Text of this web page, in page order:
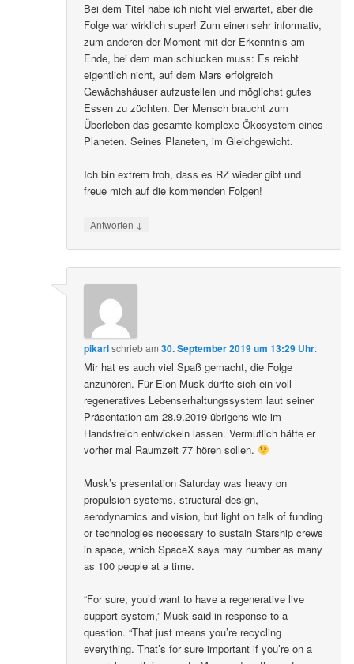
Bei dem Titel habe ich nicht viel erwartet, aber die
Folge war wirklich super! Zum einen sehr informativ,
zum anderen der Moment mit der Erkenntnis am
Ende, bei dem man schlucken muss: Es reicht
eigentlich nicht, auf dem Mars erfolgreich
Gewächshäuser aufzustellen und möglichst gutes
Essen zu züchten. Der Mensch braucht zum
Überleben das gesamte komplexe Ökosystem eines
Planeten. Seines Planeten, im Gleichgewicht.
Ich bin extrem froh, dass es RZ wieder gibt und
freue mich auf die kommenden Folgen!
Antworten ↓
pikarlschriebam30. September 2019 um 13:29 Uhr:
Mir hat es auch viel Spaß gemacht, die Folge
anzuhören. Für Elon Musk dürfte sich ein voll
regeneratives Lebenserhaltungssystem laut seiner
Präsentation am 28.9.2019 übrigens wie im
Handstreich entwickeln lassen. Vermutlich hätte er
vorher mal Raumzeit 77 hören sollen.
Musk’s presentation Saturday was heavy on
propulsion systems, structural design,
aerodynamics and vision, but light on talk of funding
or technologies necessary to sustain Starship crews
in space, which SpaceX says may number as many
as 100 people at a time.
“For sure, you’d want to have a regenerative live
support system,” Musk said in response to a
question. “That just means you’re recycling
everything. That’s for sure important if you’re on a